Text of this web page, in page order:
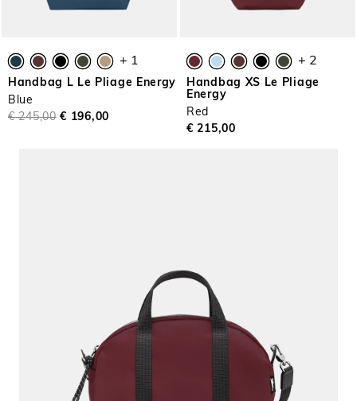
+ 1
Handbag L Le Pliage Energy
Blue
€ 245,00 € 196,00
+ 2
Handbag XS Le Pliage
Energy
Red
€ 215,00